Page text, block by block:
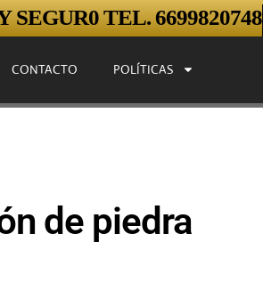
TEL. 6699820748
CONTACTO POLÍTICAS
de piedra